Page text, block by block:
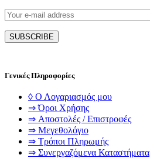
Γενικές Πληροφορίες
◊ Ο Λογαριασμός μου
⇒ Όροι Χρήσης
⇒ Αποστολές / Επιστροφές
⇒ Μεγεθολόγιο
⇒ Τρόποι Πληρωμής
⇒ Συνεργαζόμενα Καταστήματα